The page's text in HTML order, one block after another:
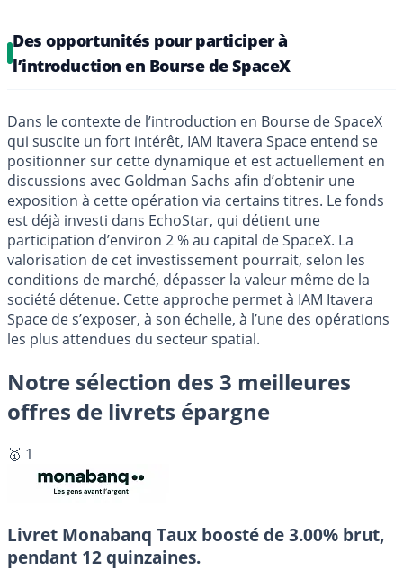
Des opportunités pour participer à
l’introduction en Bourse de SpaceX
Dans le contexte de l’introduction en Bourse de SpaceX
qui suscite un fort intérêt, IAM Itavera Space entend se
positionner sur cette dynamique et est actuellement en
discussions avec Goldman Sachs afin d’obtenir une
exposition à cette opération via certains titres. Le fonds
est déjà investi dans EchoStar, qui détient une
participation d’environ 2 % au capital de SpaceX. La
valorisation de cet investissement pourrait, selon les
conditions de marché, dépasser la valeur même de la
société détenue. Cette approche permet à IAM Itavera
Space de s’exposer, à son échelle, à l’une des opérations
les plus attendues du secteur spatial.
Notre sélection des 3 meilleures
offres de livrets épargne
🥇 1
Livret Monabanq Taux boosté de 3.00% brut,
pendant 12 quinzaines.